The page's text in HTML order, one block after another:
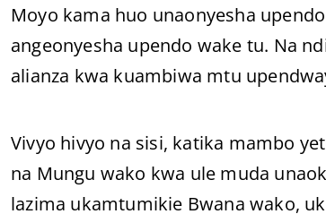
Moyo kama huo unaonyesha
angeonyesha upendo wake tu. Na
alianza kwa kuambiwa mtu
Vivyo hivyo na sisi, katika mambo
na Mungu wako kwa ule muda
lazima ukamtumikie Bwana wako,